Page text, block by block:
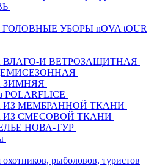
УБОРЫ nOVA tOUR
И ВЕТРОЗАЩИТНАЯ
ЗИМНЯЯ
POLARFLICE
МЕМБРАННОЙ ТКАНИ
ИЗ СМЕСОВОЙ ТКАНИ
НОВА-ТУР
рыболовов, туристов